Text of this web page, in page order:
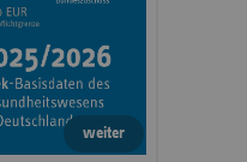
weiter